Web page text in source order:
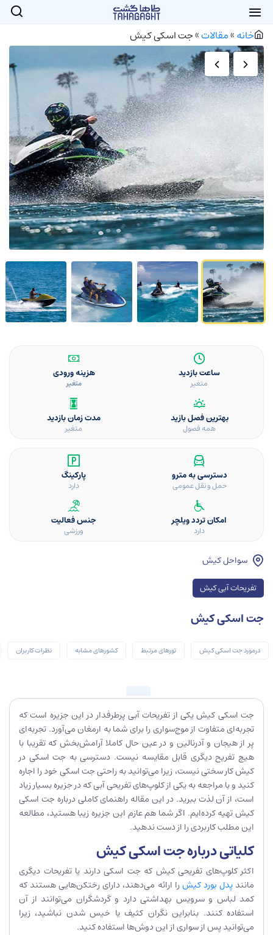
خانه»مقالات»جت اسکی کیش
ساعت بازدید
متغیر
هزینه ورودی
متغیر
بهترین فصل بازید
همه فصول
مدت زمان بازدید
متغیر
دسترسی به مترو
حمل و نقل عمومی
پارکینگ
دارد
امکان تردد ویلچر
دارد
جنس فعالیت
ورزشی
سواحل کیش
تفریحات آبی کیش
جت اسکی کیش
درمورد جت اسکی کیش تورهای مرتبط کشورهای مشابه نظرات کاربران
جت اسکی کیش یکی از تفریحات آبی پرطرفدار در این جزیره است که
تجربه‌ای متفاوت از موج‌سواری را برای شما به ارمغان می‌آورد. تجربه‌ای
پر از هیجان و آدرنالین و در عین حال کاملا آرامش‌بخش که تقریبا با
هیچ تفریح دیگری قابل مقایسه نیست. دسترسی به جت اسکی در
کیش کار سختی نیست، زیرا می‌توانید به راحتی جت اسکی خود را اجاره
کنید و با مراجعه به یکی از کلوپ‌های تفریحی آبی که در جزیره بسیار زیاد
است، از آن لذت ببرید. در این مقاله راهنمای کاملی درباره جت اسکی
کیش تهیه کرده‌ایم. اگر شما هم عازم این جزیره زیبا هستید، مطالعه
این مطلب کاربردی را از دست ندهید.
کلیاتی درباره جت اسکی کیش
اکثر کلوپ‌های تفریحی کیش که جت اسکی دارند یا تفریحات دیگری
مانندپدل بورد کیشرا ارائه می‌دهند، دارای رختکن‌هایی هستند که
کمد لباس و سرویس بهداشتی دارد و گردشگران می‌توانند از آن
استفاده کنند. بنابراین نگران کثیف یا خیس شدن نباشید، زیرا
می‌توانید پس از سواری از این دوش‌ها استفاده کنید.